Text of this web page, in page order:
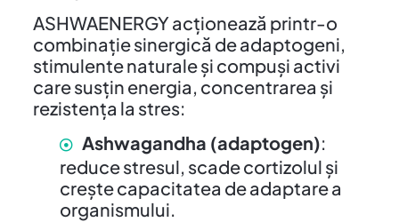
ASHWAENERGY acționează printr-o
combinație sinergică de adaptogeni,
stimulente naturale și compuși activi
care susțin energia, concentrarea și
rezistența la stres:
Ashwagandha (adaptogen):
reduce stresul, scade cortizolul și
crește capacitatea de adaptare a
organismului.